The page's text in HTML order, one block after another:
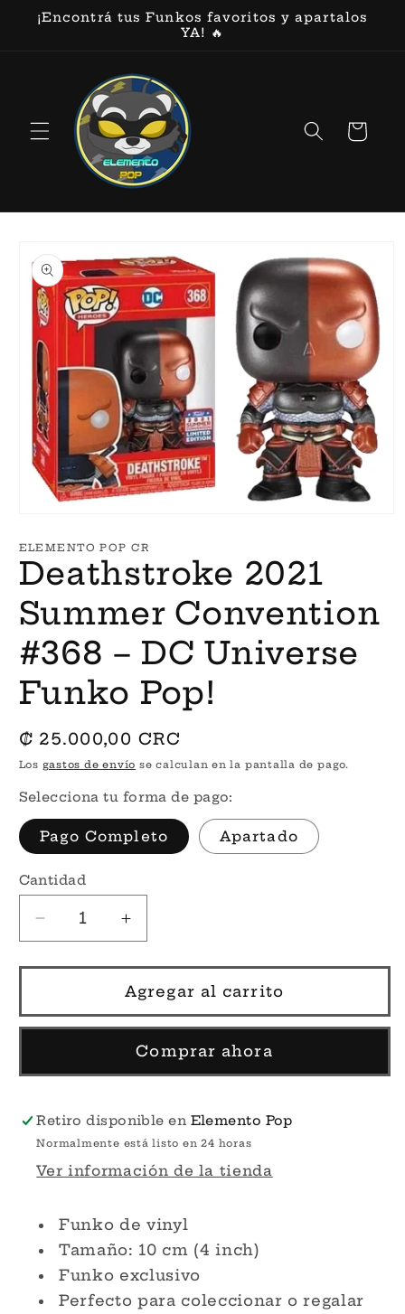
directamente
¡Encontrá tus Funkos favoritos y apartalos
YA! 🔥
Carrito
a la
información
del producto
multimedia
1
una
ventana
modal
ELEMENTO POP CR
Deathstroke 2021
Summer Convention
#368 – DC Universe
Funko Pop!
Precio
habitual
₡ 25.000,00 CRC
Los gastos de envío se calculan en la pantalla de pago.
Selecciona tu forma de pago:
Pago Completo Apartado
Cantidad
Reducir
cantidad
para
Deathstroke
2021
Summer
#368
DC
Universe
Pop!
Aumentar
cantidad
para
Deathstroke
2021
Summer
Convention
#368
DC
Universe
Pop!
Agregar al carrito
Comprar ahora
Retiro disponible en Elemento Pop
Normalmente está listo en 24 horas
Ver información de la tienda
Funko de vinyl
Tamaño: 10 cm (4 inch)
Funko exclusivo
Perfecto para coleccionar o regalar